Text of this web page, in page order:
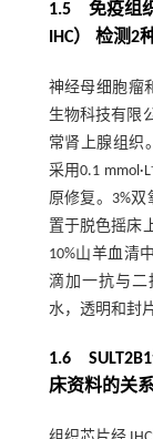
1.5 免疫组
IHC） 检测2
神经母细胞瘤
生物科技有限
常肾上腺组织
采用0.1 mmol·L
原修复。3%
置于脱色摇床
10%山羊血清
滴加一抗与
水，透明和封
1.6
床资料的关